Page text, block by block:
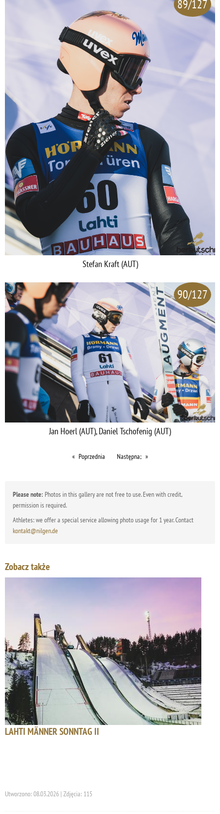
89/127
Stefan Kraft (AUT)
90/127
Jan Hoerl (AUT), Daniel Tschofenig (AUT)
Poprzednia Następna;
Please note: Photos in this gallery are not free to use. Even with credit,
permission is required.
Athletes: we offer a special service allowing photo usage for 1 year. Contact
kontakt@nilgen.de
Zobacz także
LAHTI MÄNNER SONNTAG II
Utworzono: 08.03.2026 | Zdjęcia: 115